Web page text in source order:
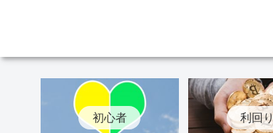
初心者 利回